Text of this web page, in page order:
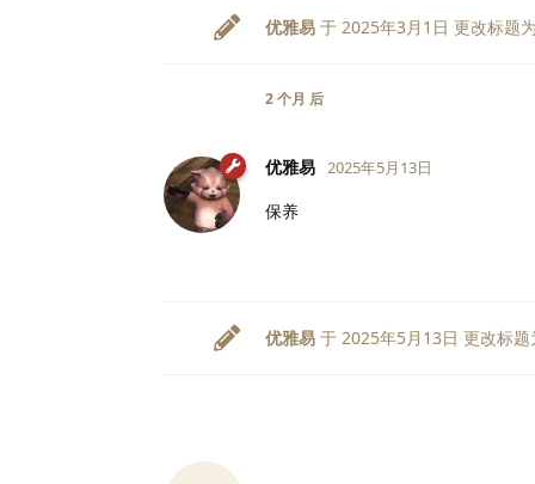
优雅易 于 2025年3月1日 更改标题
2 个月 后
优雅易 2025年5月13日
保养
优雅易 于 2025年5月13日 更改标题